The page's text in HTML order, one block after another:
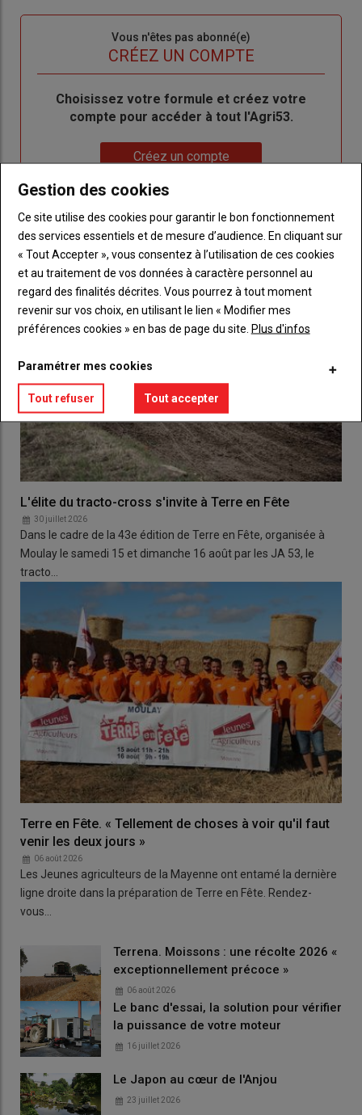
Vous n'êtes pas abonné(e)
CRÉEZ UN COMPTE
BodyChoisissez votre formule et créez votre
compte pour accéder à tout l'Agri53.
Créez un compte
LES PLUS LUS
L'élite du tracto-cross s'invite à Terre en Fête
30 juillet 2026
Dans le cadre de la 43e édition de Terre en Fête, organisée à
Moulay le samedi 15 et dimanche 16 août par les JA 53, le
tracto…
Terre en Fête. « Tellement de choses à voir qu'il faut
venir les deux jours »
06 août 2026
Les Jeunes agriculteurs de la Mayenne ont entamé la dernière
ligne droite dans la préparation de Terre en Fête. Rendez-
vous…
Terrena. Moissons : une récolte 2026 «
exceptionnellement précoce »
06 août 2026
Le banc d'essai, la solution pour vérifier
la puissance de votre moteur
16 juillet 2026
Le Japon au cœur de l'Anjou
23 juillet 2026
Gestion des cookies
Ce site utilise des cookies pour garantir le bon fonctionnement
des services essentiels et de mesure d’audience. En cliquant sur
« Tout Accepter », vous consentez à l’utilisation de ces cookies
et au traitement de vos données à caractère personnel au
regard des finalités décrites. Vous pourrez à tout moment
revenir sur vos choix, en utilisant le lien « Modifier mes
préférences cookies » en bas de page du site. Plus d'infos
Paramétrer mes cookies
Tout refuser Tout accepter